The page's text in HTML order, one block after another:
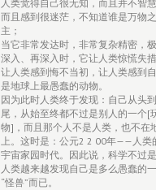
人类觉得自己很无知，而且并不智慧
而且感到很迷茫，不知道谁是万物之
主；
当它非常发达时，非常复杂精密，
深入、再深入时，它让人类惊慌失措
让人类感到悔不当初，让人类感到
是地球上最愚蠢的动物。
因为此时人类终于发现：自己从头到
尾，从始至终都不过是别人的一个[
物]，而且那个人不是人类，也不在
上。这时是：公元2 2 00年——人类
宇宙家园时代。因此说，科学不过
人类越来越发现自己是多么愚蠢的
“怪兽”而已。